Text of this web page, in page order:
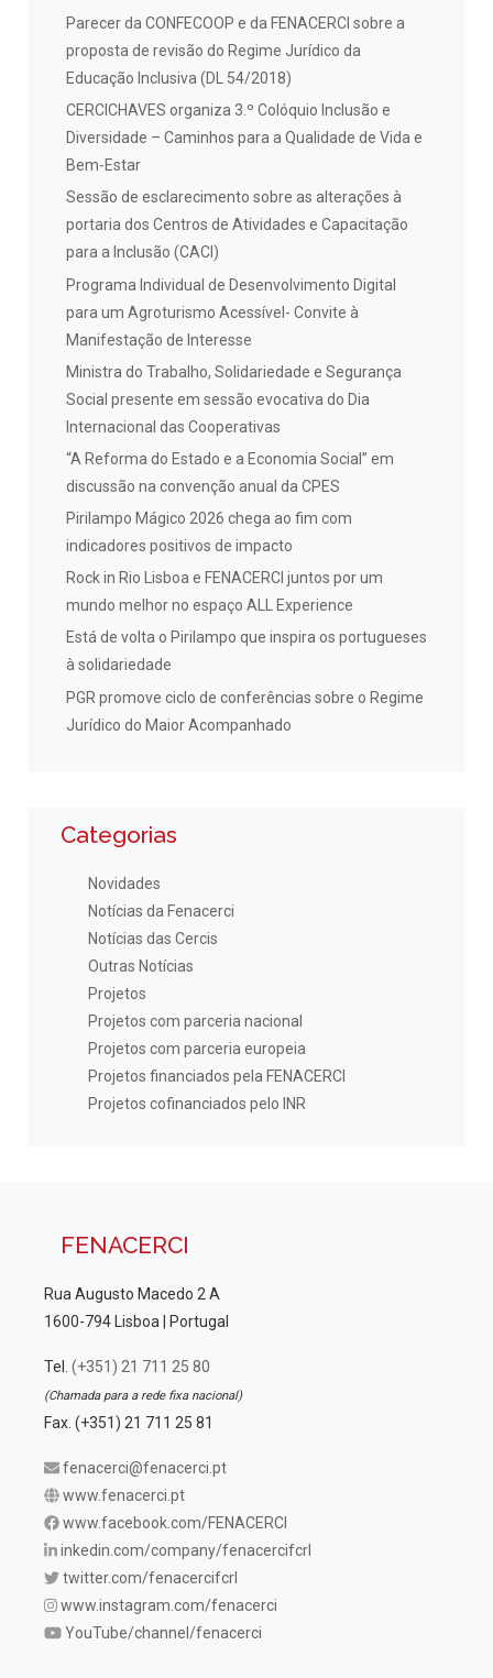
Parecer da CONFECOOP e da FENACERCI sobre a
proposta de revisão do Regime Jurídico da
Educação Inclusiva (DL 54/2018)
CERCICHAVES organiza 3.º Colóquio Inclusão e
Diversidade – Caminhos para a Qualidade de Vida e
Bem-Estar
Sessão de esclarecimento sobre as alterações à
portaria dos Centros de Atividades e Capacitação
para a Inclusão (CACI)
Programa Individual de Desenvolvimento Digital
para um Agroturismo Acessível- Convite à
Manifestação de Interesse
Ministra do Trabalho, Solidariedade e Segurança
Social presente em sessão evocativa do Dia
Internacional das Cooperativas
“A Reforma do Estado e a Economia Social” em
discussão na convenção anual da CPES
Pirilampo Mágico 2026 chega ao fim com
indicadores positivos de impacto
Rock in Rio Lisboa e FENACERCI juntos por um
mundo melhor no espaço ALL Experience
Está de volta o Pirilampo que inspira os portugueses
à solidariedade
PGR promove ciclo de conferências sobre o Regime
Jurídico do Maior Acompanhado
Categorias
Novidades
Notícias da Fenacerci
Notícias das Cercis
Outras Notícias
Projetos
Projetos com parceria nacional
Projetos com parceria europeia
Projetos financiados pela FENACERCI
Projetos cofinanciados pelo INR
FENACERCI
Rua Augusto Macedo 2 A
1600-794 Lisboa | Portugal
Tel. (+351) 21 711 25 80
(Chamada para a rede fixa nacional)
Fax. (+351) 21 711 25 81
fenacerci@fenacerci.pt
www.fenacerci.pt
www.facebook.com/FENACERCI
inkedin.com/company/fenacercifcrl
twitter.com/fenacercifcrl
www.instagram.com/fenacerci
YouTube/channel/fenacerci